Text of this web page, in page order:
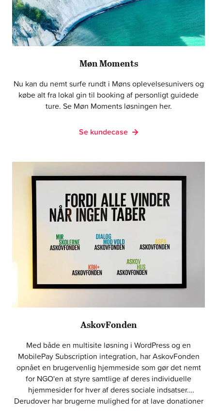
Møn Moments
Nu kan du nemt surfe rundt i Møns oplevelsesunivers og
købe alt fra lokal gin til booking af personligt guidede
ture. Se Møn Moments løsningen her.
Se kundecase
AskovFonden
Med både en multisite løsning i WordPress og en
MobilePay Subscription integration, har AskovFonden
opnået en brugervenlig hjemmeside som gør det nemt
for NGO'en at styre samtlige af deres individuelle
hjemmesider for hver af deres sociale indsatser.
Derudover har brugerne mulighed for at lave donationer